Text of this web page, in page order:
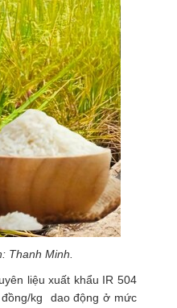
Thanh Minh.
liệu xuất khẩu IR 504
đồng/kg dao động ở mức